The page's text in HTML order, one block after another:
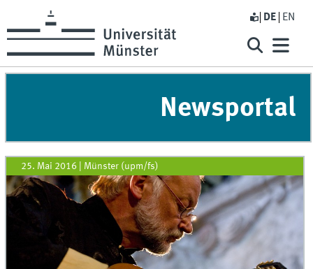
DE EN
Newsportal
25. Mai 2016 Münster (upm/fs)